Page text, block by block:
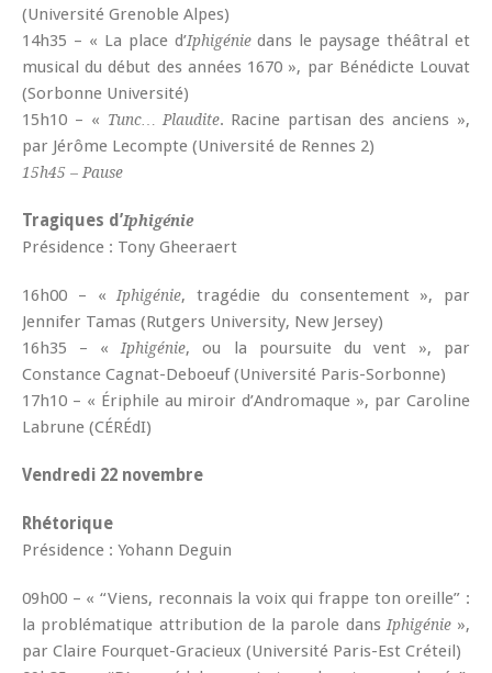
(Université Grenoble Alpes)
14h35 – « La place d’Iphigéniedans le paysage théâtral et
musical du début des années 1670 », par Bénédicte Louvat
(Sorbonne Université)
15h10 – « Tunc… Plaudite. Racine partisan des anciens »,
par Jérôme Lecompte (Université de Rennes 2)
15h45 – Pause
Tragiques d’Iphigénie
Présidence : Tony Gheeraert
16h00 – «Iphigénie, tragédie du consentement », par
Jennifer Tamas (Rutgers University, New Jersey)
16h35 – «Iphigénie, ou la poursuite du vent », par
Constance Cagnat-Deboeuf (Université Paris-Sorbonne)
17h10 – « Ériphile au miroir d’Andromaque », par Caroline
Labrune (CÉRÉdI)
Vendredi 22 novembre
Rhétorique
Présidence : Yohann Deguin
09h00 – « “Viens, reconnais la voix qui frappe ton oreille” :
la problématique attribution de la parole dansIphigénie»,
par Claire Fourquet-Gracieux (Université Paris-Est Créteil)